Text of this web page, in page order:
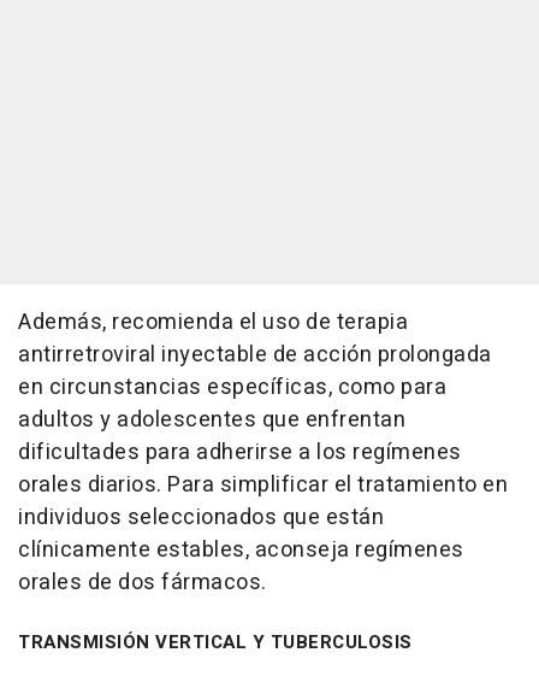
Además, recomienda el uso de terapia
antirretroviral inyectable de acción prolongada
en circunstancias específicas, como para
adultos y adolescentes que enfrentan
dificultades para adherirse a los regímenes
orales diarios. Para simplificar el tratamiento en
individuos seleccionados que están
clínicamente estables, aconseja regímenes
orales de dos fármacos.
TRANSMISIÓN VERTICAL Y TUBERCULOSIS